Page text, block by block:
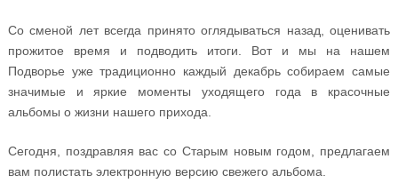
Со сменой лет всегда принято оглядываться назад, оценивать
прожитое время и подводить итоги. Вот и мы на нашем
Подворье уже традиционно каждый декабрь собираем самые
значимые и яркие моменты уходящего года в красочные
альбомы о жизни нашего прихода.
Сегодня, поздравляя вас со Старым новым годом, предлагаем
вам полистать электронную версию свежего альбома.